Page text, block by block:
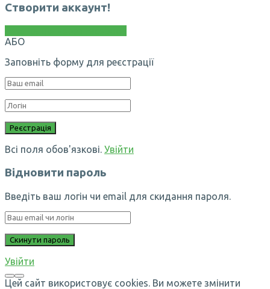
Створити аккаунт!
АБО
Заповніть форму для реєстрації
Всі поля обов'язкові. Увійти
Відновити пароль
Введіть ваш логін чи email для скидання пароля.
Увійти
Цей сайт використовує cookies. Ви можете змінити